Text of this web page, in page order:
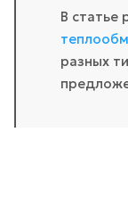
В статье
разных